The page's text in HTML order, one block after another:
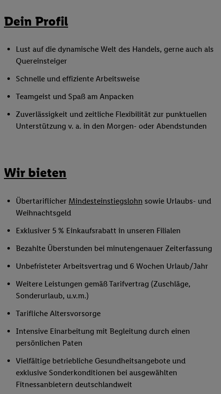
Dein Profil
Lust auf die dynamische Welt des Handels, gerne auch als
Quereinsteiger
Schnelle und effiziente Arbeitsweise
Teamgeist und Spaß am Anpacken
Zuverlässigkeit und zeitliche Flexibilität zur punktuellen
Unterstützung v. a. in den Morgen- oder Abendstunden
Wir bieten
Übertariflicher Mindesteinstiegslohn sowie Urlaubs- und
Weihnachtsgeld
Exklusiver 5 % Einkaufsrabatt in unseren Filialen
Bezahlte Überstunden bei minutengenauer Zeiterfassung
Unbefristeter Arbeitsvertrag und 6 Wochen Urlaub/Jahr
Weitere Leistungen gemäß Tarifvertrag (Zuschläge,
Sonderurlaub, u.v.m.)
Tarifliche Altersvorsorge
Intensive Einarbeitung mit Begleitung durch einen
persönlichen Paten
Vielfältige betriebliche Gesundheitsangebote und
exklusive Sonderkonditionen bei ausgewählten
Fitnessanbietern deutschlandweit